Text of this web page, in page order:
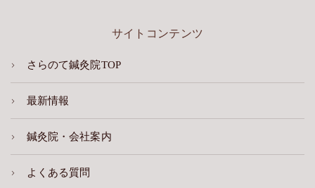
サイトコンテンツ
さらのて鍼灸院TOP
最新情報
鍼灸院・会社案内
よくある質問